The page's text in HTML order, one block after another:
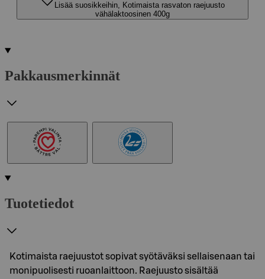
Lisää suosikkeihin, Kotimaista rasvaton raejuusto
vähälaktoosinen 400g
Pakkausmerkinnät
Tuotetiedot
Kotimaista raejuustot sopivat syötäväksi sellaisenaan tai
monipuolisesti ruoanlaittoon. Raejuusto sisältää